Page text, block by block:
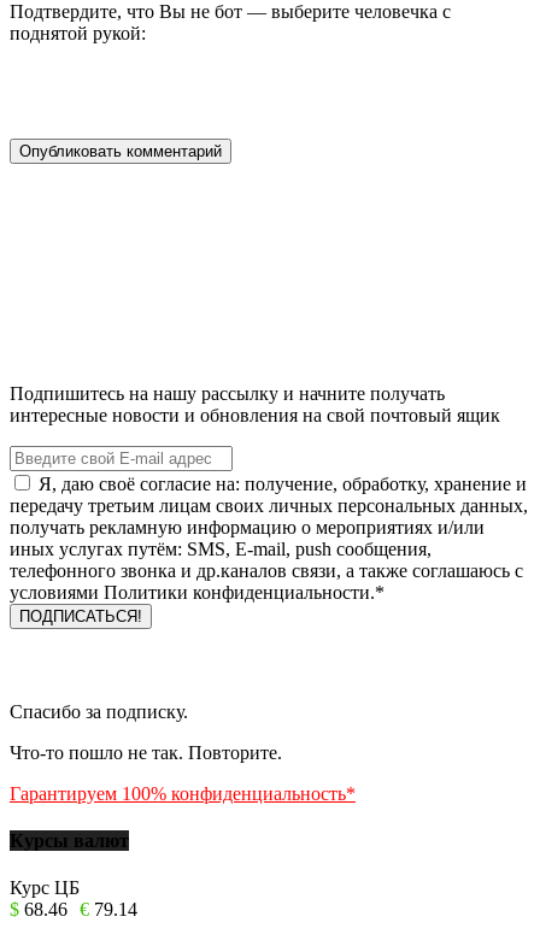
Подтвердите, что Вы не бот — выберите человечка с
поднятой рукой:
Подпишитесь на нашу рассылку и начните получать
интересные новости и обновления на свой почтовый ящик
Я, даю своё согласие на: получение, обработку, хранение и
передачу третьим лицам своих личных персональных данных,
получать рекламную информацию о мероприятиях и/или
иных услугах путём: SMS, E-mail, push сообщения,
телефонного звонка и др.каналов связи, а также соглашаюсь с
условиями Политики конфиденциальности.*
Спасибо за подписку.
Что-то пошло не так. Повторите.
Гарантируем 100% конфиденциальность*
Курсы валют
Курс ЦБ
$ 68.46 € 79.14